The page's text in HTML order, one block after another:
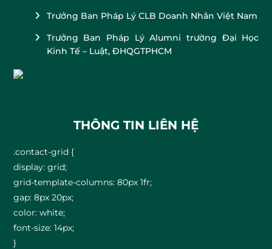
Trưởng Ban Pháp Lý CLB Doanh Nhân Việt Nam
Trưởng Ban Pháp Lý Alumni trường Đại Học
Kinh Tế – Luật, ĐHQGTPHCM
THÔNG TIN LIÊN HỆ
.contact-grid {
display: grid;
grid-template-columns: 80px 1fr;
gap: 8px 20px;
color: white;
font-size: 14px;
}